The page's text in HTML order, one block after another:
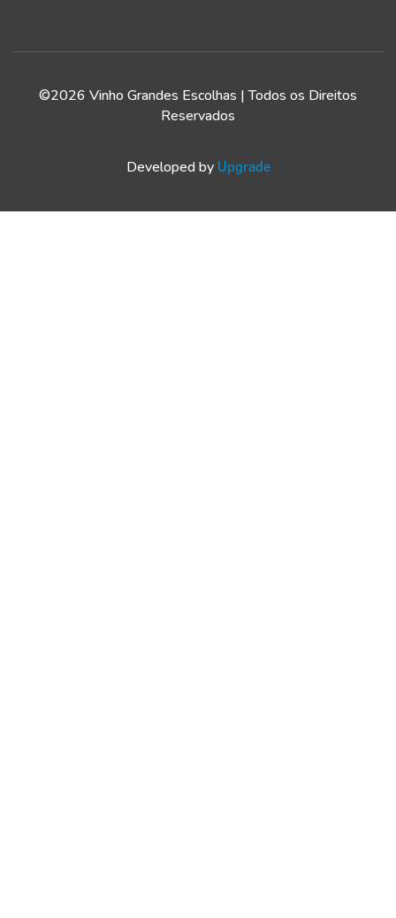
©2026 Vinho Grandes Escolhas | Todos os Direitos
Reservados
Developed by Upgrade